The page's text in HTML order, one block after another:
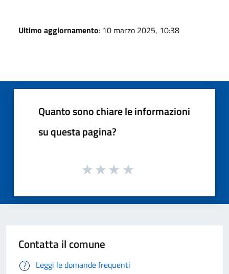
Ultimo aggiornamento: 10 marzo 2025, 10:38
Quanto sono chiare le informazioni
su questa pagina?
Contatta il comune
Leggi le domande frequenti